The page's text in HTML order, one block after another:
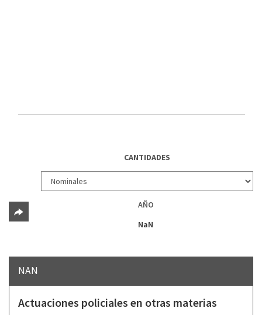
CANTIDADES
AÑO
NaN
NAN
Actuaciones policiales en otras materias